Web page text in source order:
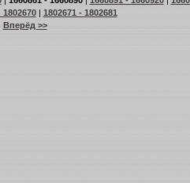
1802670| 1802671 - 1802681
Вперёд >>